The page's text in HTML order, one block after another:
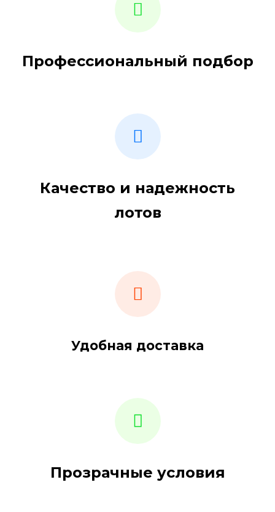
Профессиональный подбор
Качество и надежность
лотов
Удобная доставка
Прозрачные условия